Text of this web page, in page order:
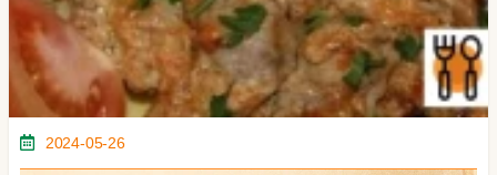
2024-05-26